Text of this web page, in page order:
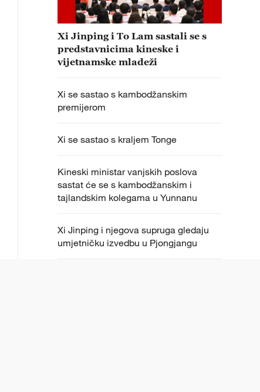
Xi Jinping i To Lam sastali se s
predstavnicima kineske i
vijetnamske mladeži
Xi se sastao s kambodžanskim
premijerom
Xi se sastao s kraljem Tonge
Kineski ministar vanjskih poslova
sastat će se s kambodžanskim i
tajlandskim kolegama u Yunnanu
Xi Jinping i njegova supruga gledaju
umjetničku izvedbu u Pjongjangu